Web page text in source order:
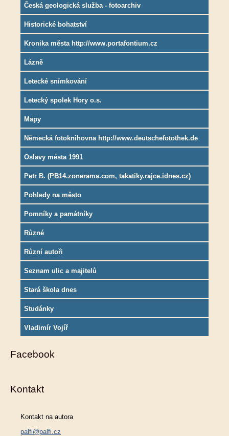
Česká geologická služba - fotoarchiv
Historické bohatství
Kronika města http://www.portafontium.cz
Lázně
Letecké snímkování
Letecký spolek Hory o.s.
Mapy
Německá fotoknihovna http://www.deutschefotothek.de
Oslavy města 1991
Petr B. (PB14.zonerama.com, takatiky.rajce.idnes.cz)
Pohledy na město
Pomníky a památníky
Různé
Různí autoři
Seznam ulic a majitelů
Stará škola dnes
Studánky
Vladimír Vojíř
Facebook
Kontakt
Kontakt na autora
palfi@palfi.cz